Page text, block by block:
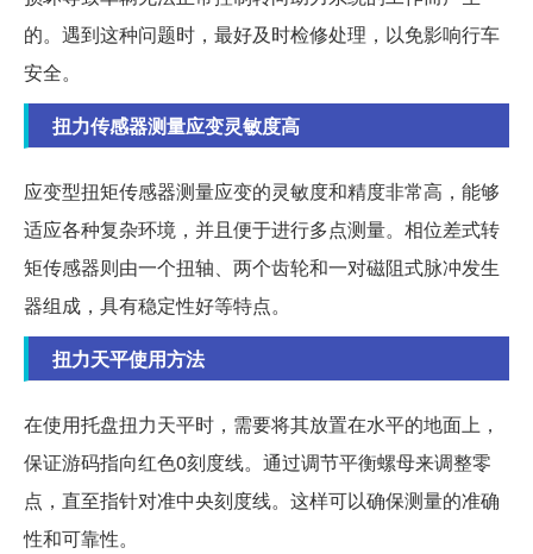
的。遇到这种问题时，最好及时检修处理，以免影响行车
安全。
扭力传感器测量应变灵敏度高
应变型扭矩传感器测量应变的灵敏度和精度非常高，能够
适应各种复杂环境，并且便于进行多点测量。相位差式转
矩传感器则由一个扭轴、两个齿轮和一对磁阻式脉冲发生
器组成，具有稳定性好等特点。
扭力天平使用方法
在使用托盘扭力天平时，需要将其放置在水平的地面上，
保证游码指向红色0刻度线。通过调节平衡螺母来调整零
点，直至指针对准中央刻度线。这样可以确保测量的准确
性和可靠性。